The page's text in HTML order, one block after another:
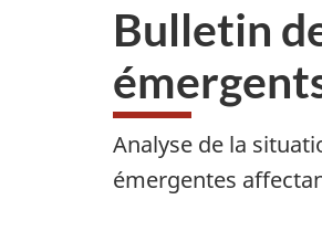
Bulletin
Analyse de la
émergentes